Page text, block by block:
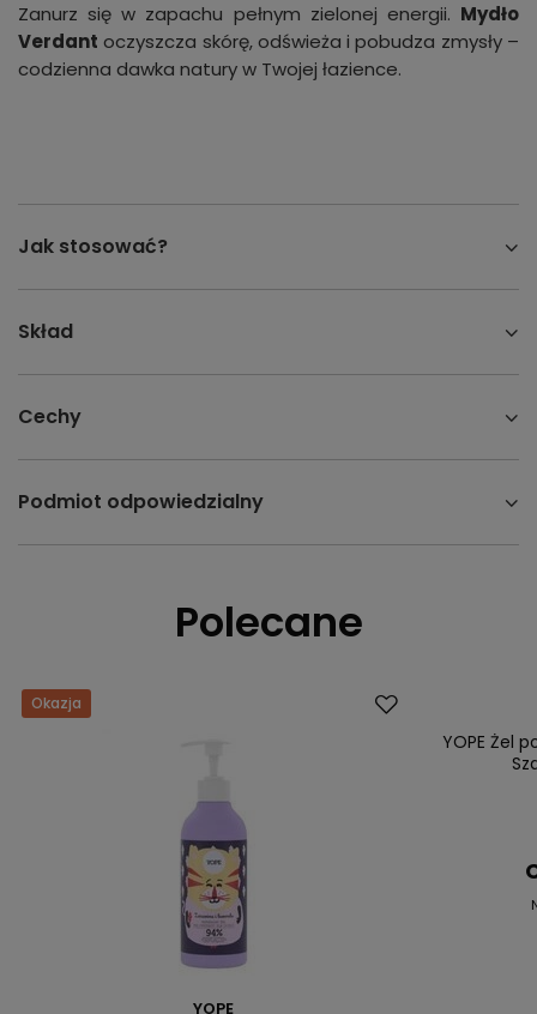
Zanurz się w zapachu pełnym zielonej energii. Mydło
Verdant oczyszcza skórę, odświeża i pobudza zmysły –
codzienna dawka natury w Twojej łazience.
Jak stosować?
Skład
Cechy
Podmiot odpowiedzialny
Polecane
Okazja
YOPE
YOPE Żel